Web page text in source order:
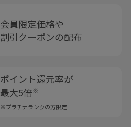
会員限定価格や
割引クーポンの配布
ポイント還元率が
最大5倍※
※プラチナランクの方限定